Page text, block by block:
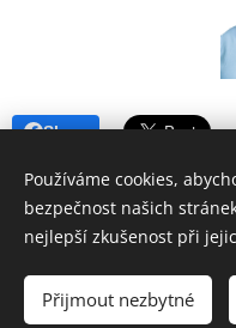
Share
REALITNÍ - Příkop 4, Brno
Vytvořeno
Používáme cookies,
bezpečnost našich
nejlepší zkušenost při
Přijmout nezbytné